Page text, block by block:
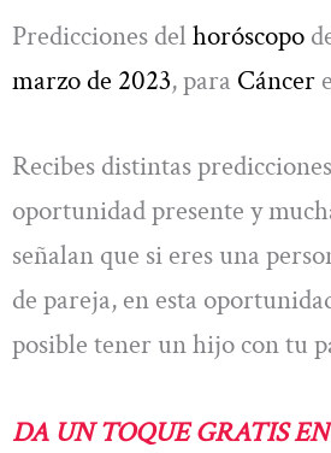
Predicciones del horóscopo
marzo de 2023, para Cáncer
Recibes distintas
oportunidad presente y
señalan que si eres una
de pareja, en esta
posible tener un hijo con tu
DA UN TOQUE GRATIS